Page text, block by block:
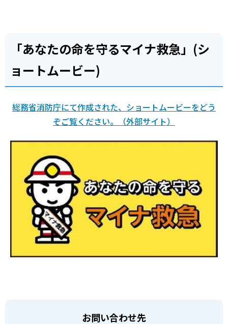
「あなたの命を守るマイナ救急」(シ
ョートムービー)
総務省消防庁にて作成された、ショートムービーをどう
ぞご覧ください。（外部サイト）
お問い合わせ先